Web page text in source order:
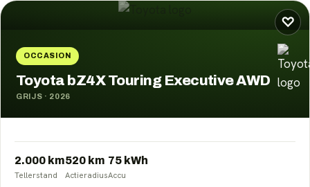
♡
OCCASION
Toyota bZ4X Touring Executive AWD
GRIJS · 2026
2.000 km
Tellerstand
520 km
Actieradius
75 kWh
Accu